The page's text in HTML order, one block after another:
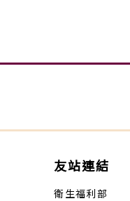
友站連結
衛生福利部